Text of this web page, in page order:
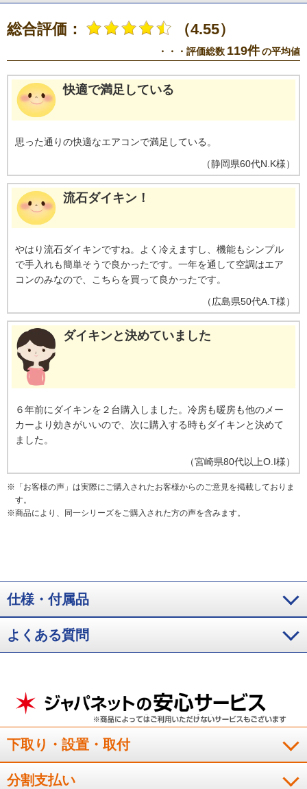
総合評価： （4.55）
・・・評価総数 119件の平均値
快適で満足している
思った通りの快適なエアコンで満足している。
（静岡県60代N.K様）
流石ダイキン！
やはり流石ダイキンですね。よく冷えますし、機能もシンプル
で手入れも簡単そうで良かったです。一年を通して空調はエア
コンのみなので、こちらを買って良かったです。
（広島県50代A.T様）
ダイキンと決めていました
６年前にダイキンを２台購入しました。冷房も暖房も他のメー
カーより効きがいいので、次に購入する時もダイキンと決めて
ました。
（宮崎県80代以上O.I様）
※ 「お客様の声」は実際にご購入されたお客様からのご意見を掲載しておりま
す。
※商品により、同一シリーズをご購入された方の声を含みます。
仕様・付属品
よくある質問
下取り・設置・取付
分割支払い